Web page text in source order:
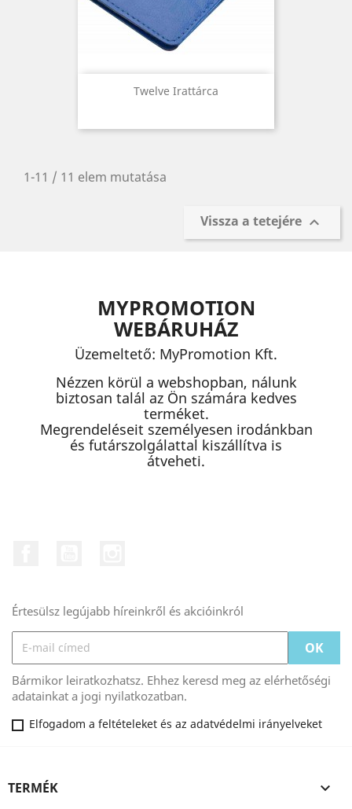
Twelve Irattárca
1-11 / 11 elem mutatása
Vissza a tetejére 
MYPROMOTION
WEBÁRUHÁZ
Üzemeltető: MyPromotion Kft.
Nézzen körül a webshopban, nálunk
biztosan talál az Ön számára kedves
terméket.
Megrendeléseit személyesen irodánkban
és futárszolgálattal kiszállítva is
átveheti.
Értesülsz legújabb híreinkről és akcióinkról
Bármikor leiratkozhatsz. Ehhez keresd meg az elérhetőségi
adatainkat a jogi nyilatkozatban.
Elfogadom a feltételeket és az adatvédelmi irányelveket
TERMÉK 